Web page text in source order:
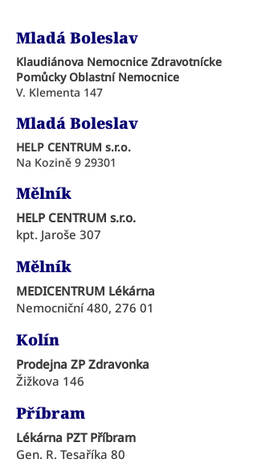
Mladá Boleslav
Klaudiánova Nemocnice Zdravotnícke
Pomůcky Oblastní Nemocnice
V. Klementa 147
Mladá Boleslav
HELP CENTRUM s.r.o.
Na Kozině 9 29301
Mělník
HELP CENTRUM s.r.o.
kpt. Jaroše 307
Mělník
MEDICENTRUM Lékárna
Nemocniční 480, 276 01
Kolín
Prodejna ZP Zdravonka
Žižkova 146
Příbram
Lékárna PZT Příbram
Gen. R. Tesaříka 80